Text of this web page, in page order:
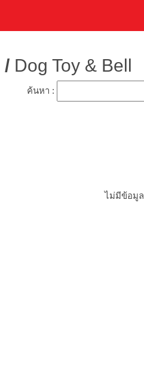
/ Dog Toy & Bell
ค้นหา :
ไม่มีข้อมูล